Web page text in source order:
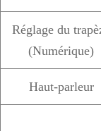
Réglage du
(Numérique)
Haut-parleur